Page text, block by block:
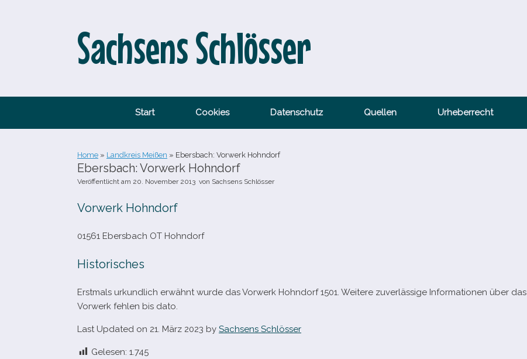
Sachsens Schlösser
Start Cookies Datenschutz Quellen Urheberrecht
Home » Landkreis Meißen » Ebersbach: Vorwerk Hohndorf
Ebersbach: Vorwerk Hohndorf
Veröffentlicht am 20. November 2013 von Sachsens Schlösser
Vorwerk Hohndorf
01561 Ebersbach OT Hohndorf
Historisches
Erstmals urkund­lich erwähnt wurde das Vorwerk Hohndorf 1501. Weitere zuver­läs­sige Informationen über das
Vorwerk feh­len bis dato.
Last Updated on 21. März 2023 by Sachsens Schlösser
Gelesen: 1.745